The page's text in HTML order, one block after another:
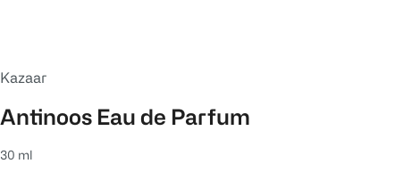
Kazaar
Antinoos Eau de Parfum
30 ml